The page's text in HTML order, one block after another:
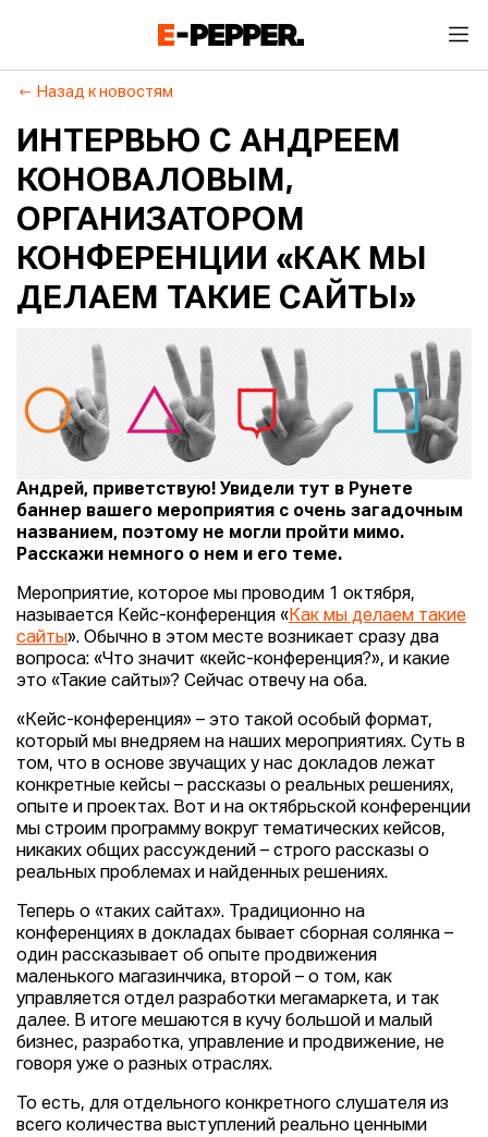
Назад к новостям
ИНТЕРВЬЮ С АНДРЕЕМ
КОНОВАЛОВЫМ,
ОРГАНИЗАТОРОМ
КОНФЕРЕНЦИИ «КАК МЫ
ДЕЛАЕМ ТАКИЕ САЙТЫ»
Андрей, приветствую! Увидели тут в Рунете
баннер вашего мероприятия с очень загадочным
названием, поэтому не могли пройти мимо.
Расскажи немного о нем и его теме.
Мероприятие, которое мы проводим 1 октября,
называется Кейс-конференция «Как мы делаем такие
сайты». Обычно в этом месте возникает сразу два
вопроса: «Что значит «кейс-конференция?», и какие
это «Такие сайты»? Сейчас отвечу на оба.
«Кейс-конференция» – это такой особый формат,
который мы внедряем на наших мероприятиях. Суть в
том, что в основе звучащих у нас докладов лежат
конкретные кейсы – рассказы о реальных решениях,
опыте и проектах. Вот и на октябрьской конференции
мы строим программу вокруг тематических кейсов,
никаких общих рассуждений – строго рассказы о
реальных проблемах и найденных решениях.
Теперь о «таких сайтах». Традиционно на
конференциях в докладах бывает сборная солянка –
один рассказывает об опыте продвижения
маленького магазинчика, второй – о том, как
управляется отдел разработки мегамаркета, и так
далее. В итоге мешаются в кучу большой и малый
бизнес, разработка, управление и продвижение, не
говоря уже о разных отраслях.
То есть, для отдельного конкретного слушателя из
всего количества выступлений реально ценными